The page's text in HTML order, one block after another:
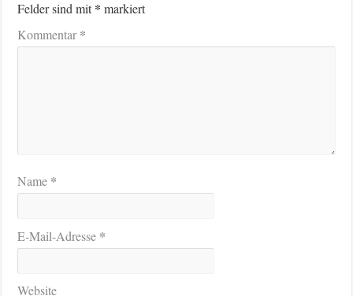
Felder sind mit* markiert
Kommentar*
Name *
E-Mail-Adresse *
Website